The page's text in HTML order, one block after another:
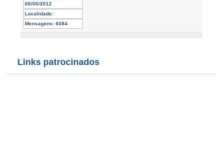
06/06/2012
Localidade:
Mensagens: 6084
Links patrocinados